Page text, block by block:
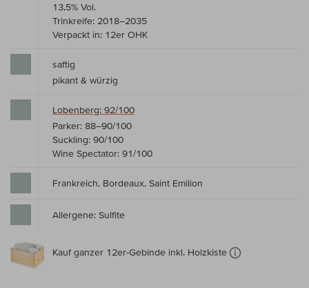
13,5% Vol.
Trinkreife: 2018–2035
Verpackt in: 12er OHK
saftig
pikant & würzig
Lobenberg: 92/100
Parker: 88–90/100
Suckling: 90/100
Wine Spectator: 91/100
Frankreich, Bordeaux, Saint Emilion
Allergene: Sulfite
Kauf ganzer 12er-Gebinde inkl. Holzkiste